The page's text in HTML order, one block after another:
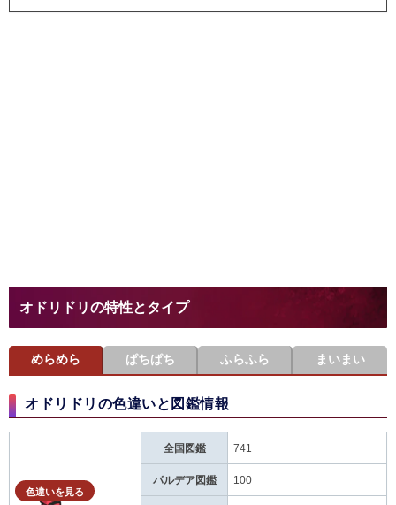
オドリドリの特性とタイプ
めらめら ぱちぱち ふらふら まいまい
オドリドリの色違いと図鑑情報
色違いを見る
全国図鑑 741
パルデア図鑑 100